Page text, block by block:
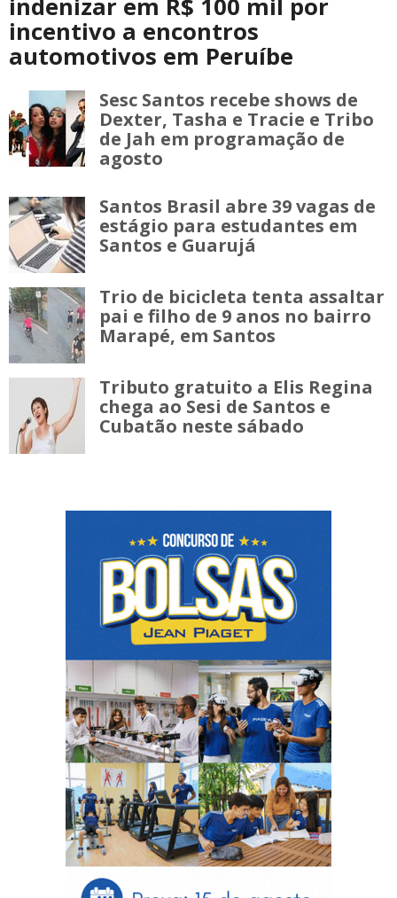
indenizar em R$ 100 mil por
incentivo a encontros
automotivos em Peruíbe
Sesc Santos recebe shows de
Dexter, Tasha e Tracie e Tribo
de Jah em programação de
agosto
Santos Brasil abre 39 vagas de
estágio para estudantes em
Santos e Guarujá
Trio de bicicleta tenta assaltar
pai e filho de 9 anos no bairro
Marapé, em Santos
Tributo gratuito a Elis Regina
chega ao Sesi de Santos e
Cubatão neste sábado